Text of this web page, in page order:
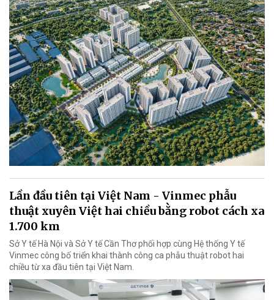
Lần đầu tiên tại Việt Nam - Vinmec phẫu
thuật xuyên Việt hai chiều bằng robot cách xa
1.700 km
Sở Y tế Hà Nội và Sở Y tế Cần Thơ phối hợp cùng Hệ thống Y tế
Vinmec công bố triển khai thành công ca phẫu thuật robot hai
chiều từ xa đầu tiên tại Việt Nam.